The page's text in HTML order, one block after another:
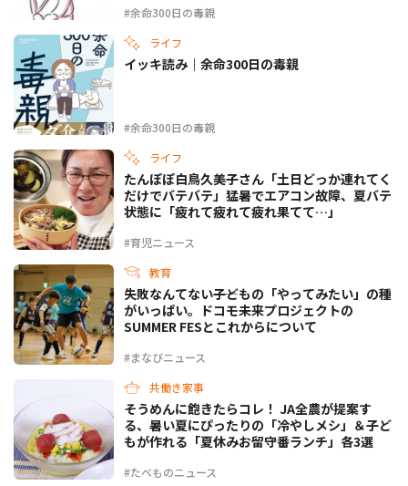
#余命300日の毒親
ライフ
#余命300日の毒親
イッキ読み｜余命300日の毒親
ライフ
#育児ニュース
たんぽぽ白鳥久美子さん「土日どっか連れてく
だけでバテバテ」猛暑でエアコン故障、夏バテ
状態に「疲れて疲れて疲れ果てて…」
教育
#まなびニュース
失敗なんてない――子どもの「やってみたい」の種
がいっぱい。ドコモ未来プロジェクトの
SUMMER FESとこれからについて
共働き家事
#たべものニュース
そうめんに飽きたらコレ！ JA全農が提案す
る、暑い夏にぴったりの「冷やしメシ」＆子ど
もが作れる「夏休みお留守番ランチ」各3選